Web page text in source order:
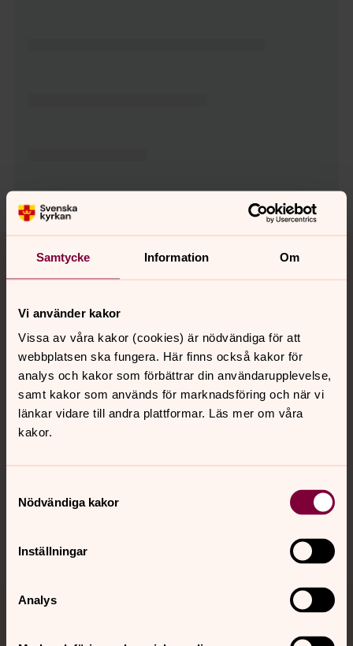
Samtycke Information Om
Vi använder kakor
Vissa av våra kakor (cookies) är nödvändiga för att
webbplatsen ska fungera. Här finns också kakor för
analys och kakor som förbättrar din användarupplevelse,
samt kakor som används för marknadsföring och när vi
länkar vidare till andra plattformar. Läs mer om våra
kakor.
Nödvändiga kakor
Inställningar
Analys
Tillbaka till toppen
Tillbaka till innehållet
Kontakt
Kalender
Hitta snabbt
Sociala kanaler